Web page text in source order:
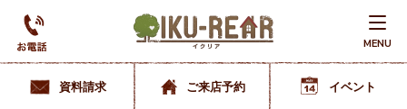
MENU
資料請求 ご来店予約 イベント